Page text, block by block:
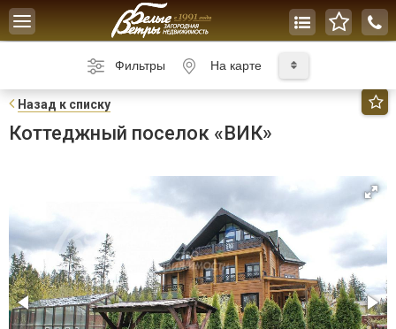
Toggle
navigation
Фильтры На карте
Назад к списку
Коттеджный поселок «ВИК»